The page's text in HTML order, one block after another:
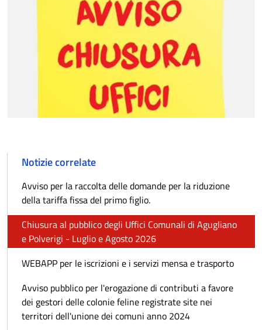
Notizie correlate
Avviso per la raccolta delle domande per la riduzione
della tariffa fissa del primo figlio.
Chiusura al pubblico degli Uffici Comunali di Agugliano
e Polverigi - Luglio e Agosto 2026
WEBAPP per le iscrizioni e i servizi mensa e trasporto
Avviso pubblico per l'erogazione di contributi a favore
dei gestori delle colonie feline registrate site nei
territori dell'unione dei comuni anno 2024